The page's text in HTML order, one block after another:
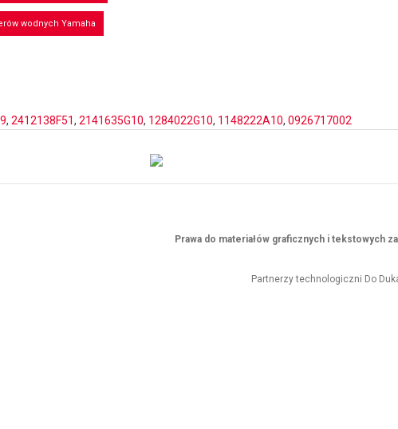
wodnych Yamaha
, 2412138F51, 2141635G10, 1284022G10, 1148222A10, 0926717002
Prawa do materiałów graficznych i tekstowych
Partnerzy technologiczni Do